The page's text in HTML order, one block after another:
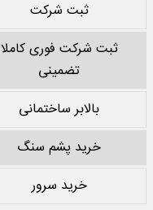
ثبت شرکت
ثبت شرکت فوری کاملا
تضمینی
بالابر ساختمانی
خرید پشم سنگ
خرید سرور